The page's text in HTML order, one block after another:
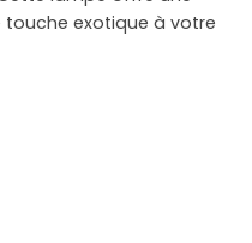
exotique à votre